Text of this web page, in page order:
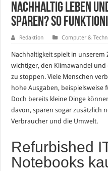
Nachhaltig leben
sparen? So
Redaktion Computer &
Nachhaltigkeit spielt in unserem
wichtiger, den Klimawandel
zu stoppen. Viele Menschen
hohe Ausgaben, beispielsweise
Doch bereits kleine Dinge
davon, sparen sogar zusätzlich
Verbraucher und die Umwelt.
Refurbished
Notebooks